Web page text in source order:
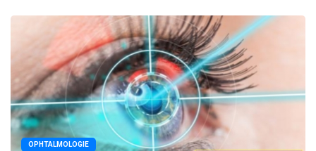
OPHTALMOLOGIE